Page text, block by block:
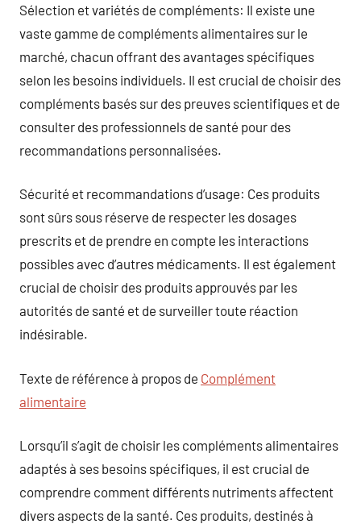
Sélection et variétés de compléments: Il existe une
vaste gamme de compléments alimentaires sur le
marché, chacun offrant des avantages spécifiques
selon les besoins individuels. Il est crucial de choisir des
compléments basés sur des preuves scientifiques et de
consulter des professionnels de santé pour des
recommandations personnalisées.
Sécurité et recommandations d’usage: Ces produits
sont sûrs sous réserve de respecter les dosages
prescrits et de prendre en compte les interactions
possibles avec d’autres médicaments. Il est également
crucial de choisir des produits approuvés par les
autorités de santé et de surveiller toute réaction
indésirable.
Texte de référence à propos de Complément
alimentaire
Lorsqu’il s’agit de choisir les compléments alimentaires
adaptés à ses besoins spécifiques, il est crucial de
comprendre comment différents nutriments affectent
divers aspects de la santé. Ces produits, destinés à